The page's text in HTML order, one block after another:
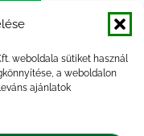
weboldala sütiket használ
a weboldalon
ajánlatok